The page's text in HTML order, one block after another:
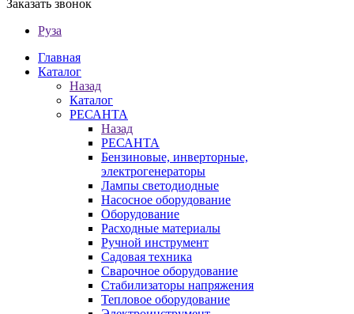
Заказать звонок
Руза
Главная
Каталог
Назад
Каталог
РЕСАНТА
Назад
РЕСАНТА
Бензиновые, инверторные,
электрогенераторы
Лампы светодиодные
Насосное оборудование
Оборудование
Расходные материалы
Ручной инструмент
Садовая техника
Сварочное оборудование
Стабилизаторы напряжения
Тепловое оборудование